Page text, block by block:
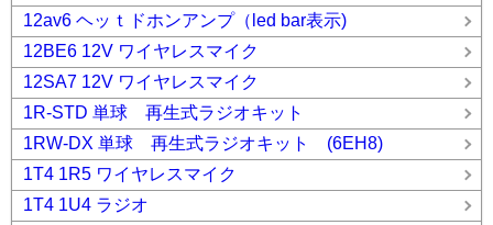
12av6 ヘッｔドホンアンプ（led bar表示)
12BE6 12V ワイヤレスマイク
12SA7 12V ワイヤレスマイク
1R-STD 単球 再生式ラジオキット
1RW-DX 単球 再生式ラジオキット (6EH8)
1T4 1R5 ワイヤレスマイク
1T4 1U4 ラジオ